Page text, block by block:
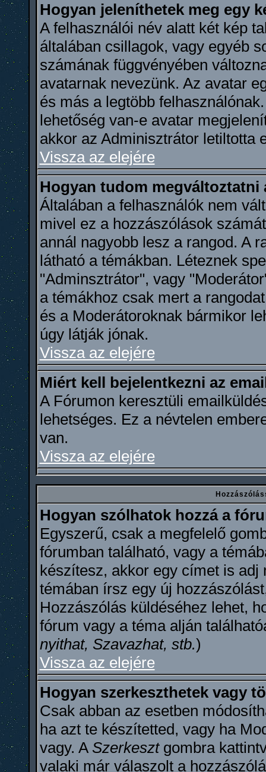
Hogyan jeleníthetek meg egy
A felhasználói név alatt két kép
általában csillagok, vagy egyéb
számának függvényében
avatarnak nevezünk. Az avatar
és más a legtöbb
lehetőség van-e avatar
akkor az Adminisztrátor letiltotta
Vissza az elejére
Hogyan tudom megváltoztatni
Általában a felhasználók nem
mivel ez a hozzászólások
annál nagyobb lesz a rangod. A
látható a témákban. Léteznek
"Adminsztrátor", vagy
a témákhoz csak mert a
és a Moderátoroknak bármikor
úgy látják jónak.
Vissza az elejére
Miért kell bejelentkezni az
A Fórumon keresztüli
lehetséges. Ez a névtelen
van.
Vissza az elejére
Hogyan szólhatok hozzá a
Egyszerű, csak a megfelelő
fórumban található, vagy a
készítesz, akkor egy címet is
témában írsz egy új
Hozzászólás küldéséhez lehet,
fórum vagy a téma alján
nyithat, Szavazhat, stb.)
Vissza az elejére
Hogyan szerkeszthetek vagy
Csak abban az esetben
ha azt te készítetted, vagy ha
vagy. A Szerkesztgombra
valaki már válaszolt a